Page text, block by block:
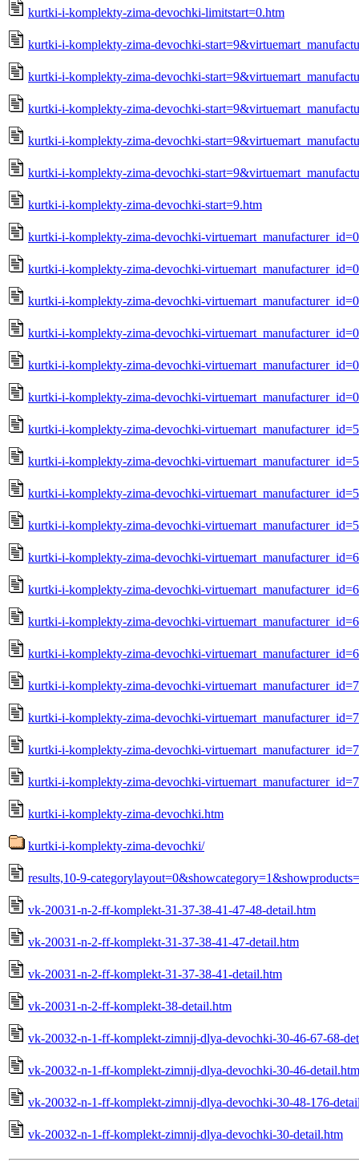
kurtki-i-komplekty-zima-devochki-limitstart=0.htm
kurtki-i-komplekty-zima-devochki-
kurtki-i-komplekty-zima-devochki-
kurtki-i-komplekty-zima-devochki-
kurtki-i-komplekty-zima-devochki-
kurtki-i-komplekty-zima-devochki-
kurtki-i-komplekty-zima-devochki-start=9.htm
kurtki-i-komplekty-zima-devochki-
kurtki-i-komplekty-zima-devochki-
kurtki-i-komplekty-zima-devochki-
kurtki-i-komplekty-zima-devochki-
kurtki-i-komplekty-zima-devochki-
kurtki-i-komplekty-zima-devochki-
kurtki-i-komplekty-zima-devochki-
kurtki-i-komplekty-zima-devochki-
kurtki-i-komplekty-zima-devochki-
kurtki-i-komplekty-zima-devochki-
kurtki-i-komplekty-zima-devochki-
kurtki-i-komplekty-zima-devochki-
kurtki-i-komplekty-zima-devochki-
kurtki-i-komplekty-zima-devochki-
kurtki-i-komplekty-zima-devochki-
kurtki-i-komplekty-zima-devochki-
kurtki-i-komplekty-zima-devochki-
kurtki-i-komplekty-zima-devochki-
kurtki-i-komplekty-zima-devochki.htm
kurtki-i-komplekty-zima-devochki/
results,10-9-
vk-20031-n-2-ff-komplekt-31-37-38-41-47-48-detail.htm
vk-20031-n-2-ff-komplekt-31-37-38-41-47-detail.htm
vk-20031-n-2-ff-komplekt-31-37-38-41-detail.htm
vk-20031-n-2-ff-komplekt-38-detail.htm
vk-20032-n-1-ff-komplekt-zimnij-dlya-devochki-30-46-67-68-
vk-20032-n-1-ff-komplekt-zimnij-dlya-devochki-30-46-detail.htm
vk-20032-n-1-ff-komplekt-zimnij-dlya-devochki-30-48-176-
vk-20032-n-1-ff-komplekt-zimnij-dlya-devochki-30-detail.htm